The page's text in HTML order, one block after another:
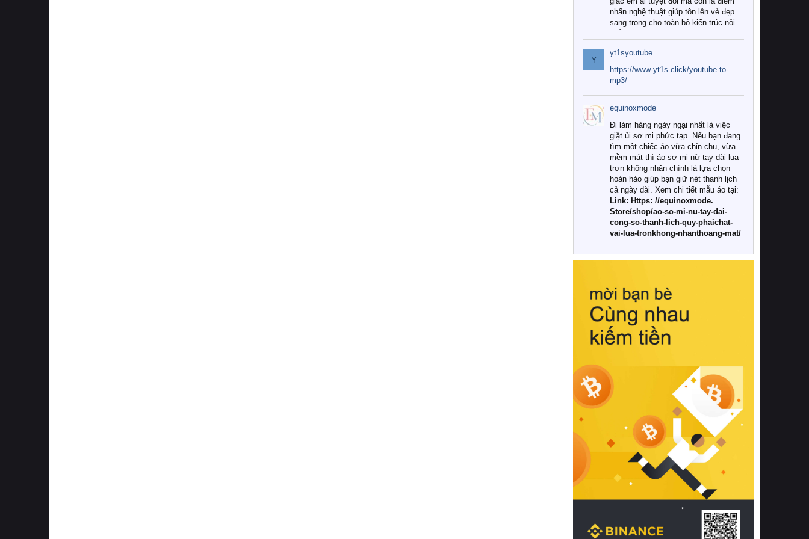
nhấn nghệ thuật giúp tôn lên vẻ đẹp
sang trọng cho toàn bộ kiến trúc nội
Tuy nhiên, giữa thị trường đa dạng
với vô vàn thương hiệu và mẫu mã
như hiện nay, làm thế nào để chọn
được những bộ chăn ga gối đệm cao
cấp thực sự chất lượng, phù hợp với
khí hậu và nhu cầu sử dụng của gia
đình? Hãy cùng chúng tôi đi tìm lời
giải đáp chi tiết qua bài viết dưới đây.
1. Tại sao các gia đình hiện đại lại ưa
chuộng chăn ga gối đệm cao cấp?
Khác với các dòng sản phẩm thông
thường, những bộ chăn ga gối đệm
cao cấp trải qua quy trình sản xuất
nghiêm ngặt từ khâu chọn lọc nguyên
liệu tự nhiên đến công nghệ dệt
nhuộm hiện đại không chứa hóa chất
này, bạn sẽ cảm nhận rõ rệt sự khác
hồi chuẩn xác của phần đệm nâng đỡ
cột sống.
Bên cạnh đó, việc lựa chọn các dòng
sản phẩm đạt chuẩn chất lượng quốc
tế còn giúp ngăn ngừa tình trạng kích
khuẩn và nấm mốc trong điều kiện
thời tiết nóng ẩm. Bạn có thể tìm hiểu
thêm các nghiên cứu khoa học về tác
động của giấc ngủ và môi trường
phòng ngủ đối với sức khỏe con
người tại Sleep Foundation (External
Link) để có cái nhìn toàn diện hơn.
2. Các tiêu chí vàng khi lựa chọn
chăn ga gối đệm cao cấp cho phòng
ngủ
Để sở hữu một bộ chăn ga gối đệm
cao cấp hoàn hảo cả về thẩm mỹ lẫn
công năng, người tiêu dùng cần cân
nhắc kỹ lưỡng các tiêu chí quan trọng
Y
yt1syoutube
https://www-yt1s.click/youtube-to-
mp3/
equinoxmode
Đi làm hàng ngày ngại nhất là việc
giặt ủi sơ mi phức tạp. Nếu bạn đang
tìm một chiếc áo vừa chỉn chu, vừa
mềm mát thì áo sơ mi nữ tay dài lụa
trơn không nhăn chính là lựa chọn
hoàn hảo giúp bạn giữ nét thanh lịch
cả ngày dài. Xem chi tiết mẫu áo tại:
Link: Https: //equinoxmode.
Store/shop/ao-so-mi-nu-tay-dai-
cong-so-thanh-lich-quy-phaichat-
vai-lua-tronkhong-nhanthoang-mat/